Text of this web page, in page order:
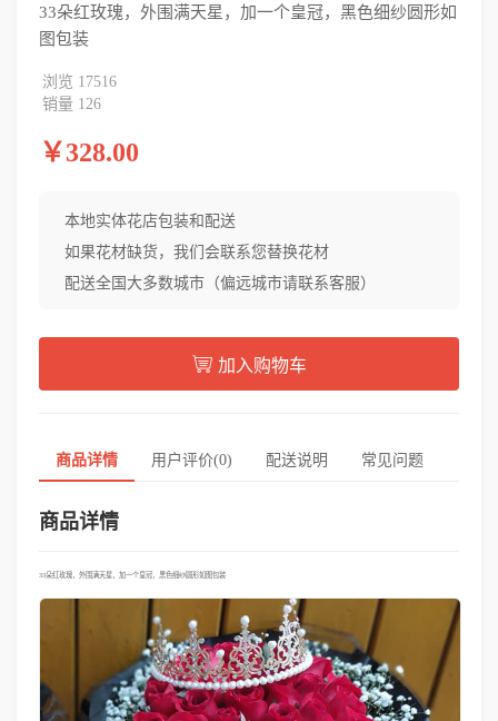
33朵红玫瑰，外围满天星，加一个皇冠，黑色细纱圆形如
图包装
浏览 17516
销量 126
￥328.00
本地实体花店包装和配送
如果花材缺货，我们会联系您替换花材
配送全国大多数城市（偏远城市请联系客服）
加入购物车
商品详情 用户评价(0) 配送说明 常见问题
商品详情
33朵红玫瑰，外围满天星，加一个皇冠，黑色细纱圆形如图包装